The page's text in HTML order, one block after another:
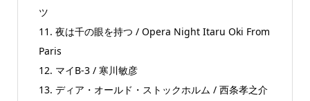
ツ
11. 夜は千の眼を持つ / Opera Night Itaru Oki From
Paris
12. マイB-3 / 寒川敏彦
13. ディア・オールド・ストックホルム / 西条孝之介